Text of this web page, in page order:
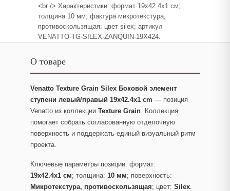
<br /> Характеристики: формат 19x42.4x1 см;
толщина 10 мм; фактура микротекстура,
противоскользящая; цвет silex; артикул
VENATTO-TG-SILEX-ZANQUIN-19X424.
О товаре
Venatto Texture Grain Silex Боковой элемент
ступени левый/правый 19x42.4x1 cm — позиция
Venatto из коллекции Texture Grain. Коллекция
помогает собрать согласованную отделочную
поверхность и поддержать единый визуальный ритм
проекта.
Ключевые параметры позиции: формат:
19x42.4x1 см; толщина: 10 мм; поверхность:
Микротекстура, противоскользящая; цвет: Silex.